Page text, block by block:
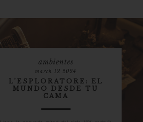
ambientes
march 12 2024
L’ESPLORATORE: EL
MUNDO DESDE TU
CAMA